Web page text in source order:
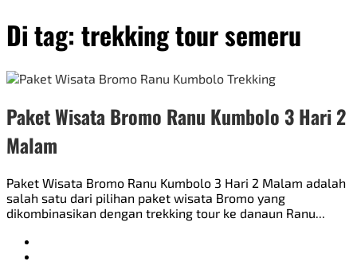
Di tag: trekking tour semeru
Paket Wisata Bromo Ranu Kumbolo 3 Hari 2
Malam
Paket Wisata Bromo Ranu Kumbolo 3 Hari 2 Malam adalah
salah satu dari pilihan paket wisata Bromo yang
dikombinasikan dengan trekking tour ke danaun Ranu...